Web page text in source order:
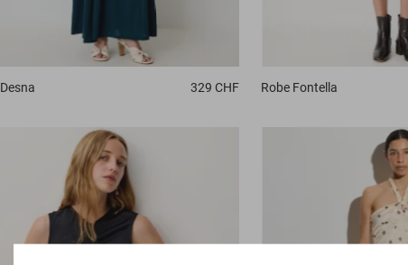
Desna 329 CHF Robe Fontella